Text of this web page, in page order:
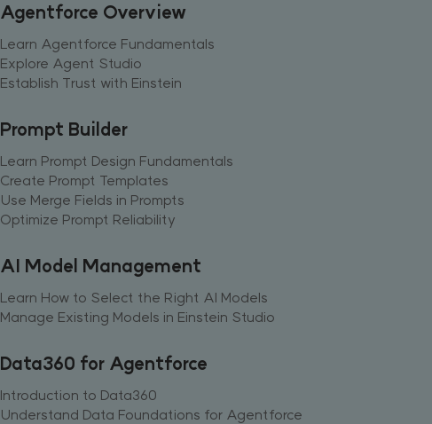
Agentforce Overview
Learn Agentforce Fundamentals
Explore Agent Studio
Establish Trust with Einstein
Prompt Builder
Learn Prompt Design Fundamentals
Create Prompt Templates
Use Merge Fields in Prompts
Optimize Prompt Reliability
AI Model Management
Learn How to Select the Right AI Models
Manage Existing Models in Einstein Studio
Data360 for Agentforce
Introduction to Data360
Understand Data Foundations for Agentforce